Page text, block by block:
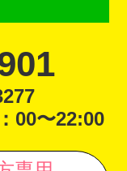
00〜22:00